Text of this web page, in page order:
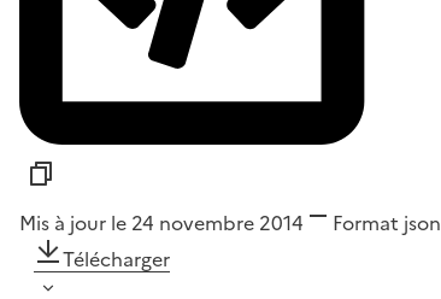
Mis à jour le 24 novembre 2014 Format json
Télécharger